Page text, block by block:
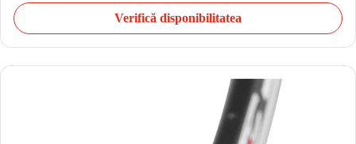
Verifică disponibilitatea